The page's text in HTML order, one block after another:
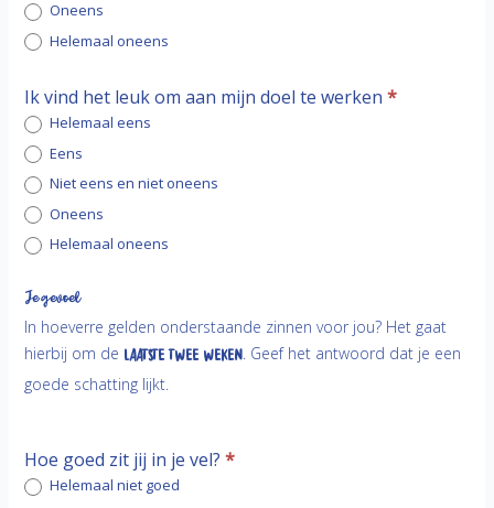
Oneens
Helemaal oneens
Ik vind het leuk om aan mijn doel te werken*
Helemaal eens
Eens
Niet eens en niet oneens
Oneens
Helemaal oneens
Je gevoel
In hoeverre gelden onderstaande zinnen voor jou? Het gaat
hierbij om de laatste twee weken. Geef het antwoord dat je een
goede schatting lijkt.
Hoe goed zit jij in je vel?*
Helemaal niet goed